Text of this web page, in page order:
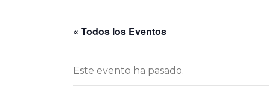
« Todos los Eventos
Este evento ha pasado.